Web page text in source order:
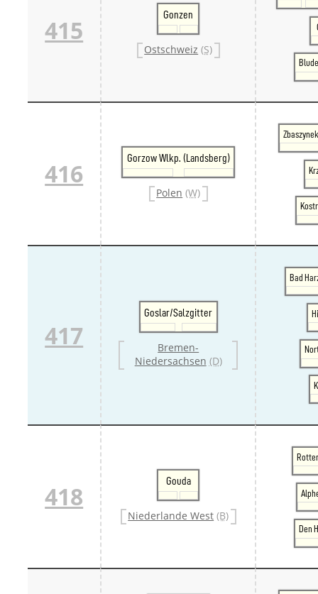
415
Gonzen
Ostschweiz (S)
416
Gorzow Wlkp. (Landsberg)
Polen (W)
417
Goslar/Salzgitter
Bremen-
Niedersachsen (D)
Bad
418
Gouda
Niederlande West (B)
Den